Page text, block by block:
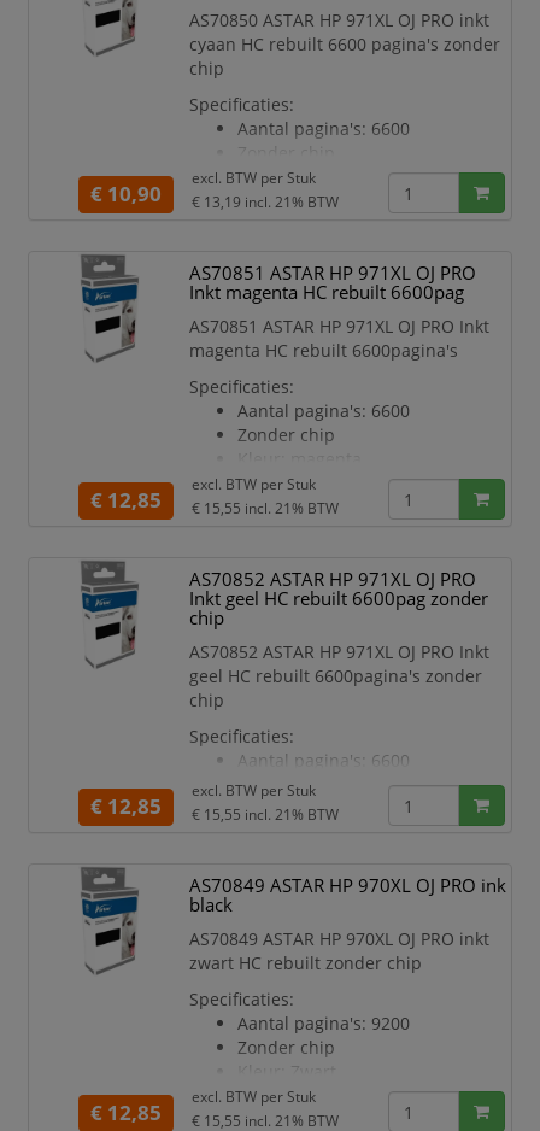
AS70850 ASTAR HP 971XL OJ PRO inkt
cyaan HC rebuilt 6600 pagina's zonder
chip
Specificaties:
Aantal pagina's: 6600
Zonder chip
Kleur: Cyaan
Printermodel: OJPROX451
€ 10,90
excl. BTW per Stuk
€ 13,19 incl. 21% BTW
AS70851 ASTAR HP 971XL OJ PRO
Inkt magenta HC rebuilt 6600pag
AS70851 ASTAR HP 971XL OJ PRO Inkt
magenta HC rebuilt 6600pagina's
Specificaties:
Aantal pagina's: 6600
Zonder chip
Printermodel: OJPROX451
€ 12,85
excl. BTW per Stuk
€ 15,55 incl. 21% BTW
AS70852 ASTAR HP 971XL OJ PRO
Inkt geel HC rebuilt 6600pag zonder
chip
AS70852 ASTAR HP 971XL OJ PRO Inkt
geel HC rebuilt 6600pagina's zonder
chip
Specificaties:
Aantal pagina's: 6600
Zonder chip
Kleur: geel
Printermodel: OJPROX451
€ 12,85
excl. BTW per Stuk
€ 15,55 incl. 21% BTW
AS70849 ASTAR HP 970XL OJ PRO ink
black
AS70849 ASTAR HP 970XL OJ PRO inkt
zwart HC rebuilt zonder chip
Specificaties:
Aantal pagina's: 9200
Zonder chip
Kleur: Zwart
Printermodel: OJPROX451
€ 12,85
excl. BTW per Stuk
€ 15,55 incl. 21% BTW